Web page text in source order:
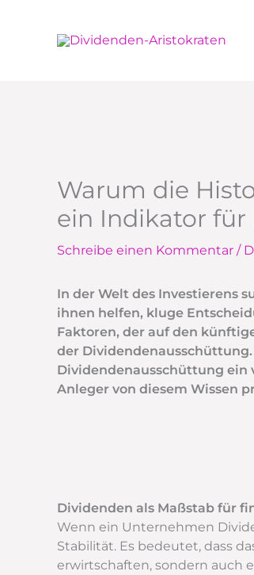
Warum die
ein Indikator
Schreibe einen Kommentar /
In der Welt des Investierens
ihnen helfen, kluge
Faktoren, der auf den
der
Dividendenausschüttung ein
Anleger von diesem Wissen
Dividenden als Maßstab für
Wenn ein Unternehmen
Stabilität. Es bedeutet, dass
erwirtschaften, sondern auch